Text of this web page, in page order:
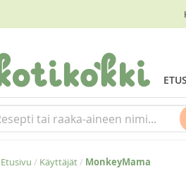
Etusivu / Käyttäjät/ MonkeyMama